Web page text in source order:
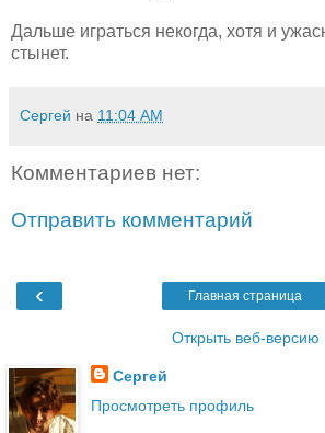
Дальше играться некогда, хотя и
стынет.
Сергей на 11:04 AM
Комментариев нет:
Отправить комментарий
‹ Главная страница
Открыть веб-версию
Сергей
Просмотреть профиль